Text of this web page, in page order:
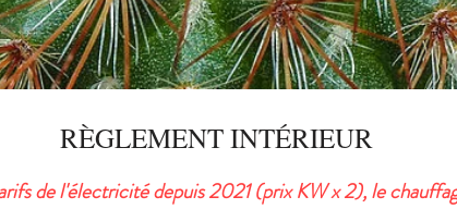
RÈGLEMENT INTÉRIEUR
de l'électricité depuis 2021 (prix KW x 2), le